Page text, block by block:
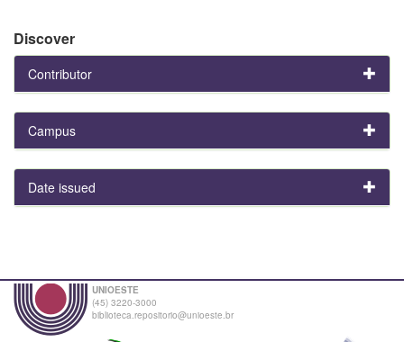
Discover
Contributor
Campus
Date issued
UNIOESTE
(45) 3220-3000
biblioteca.repositorio@unioeste.br